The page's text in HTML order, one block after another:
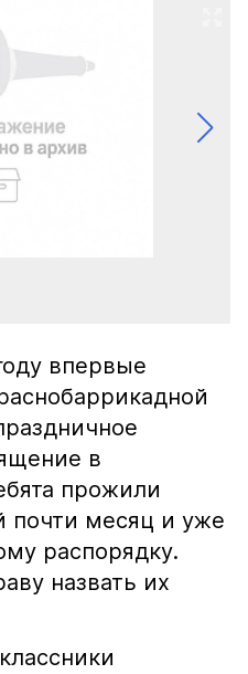
впервые
в
прожили
почти месяц и уже
распорядку.
назвать их